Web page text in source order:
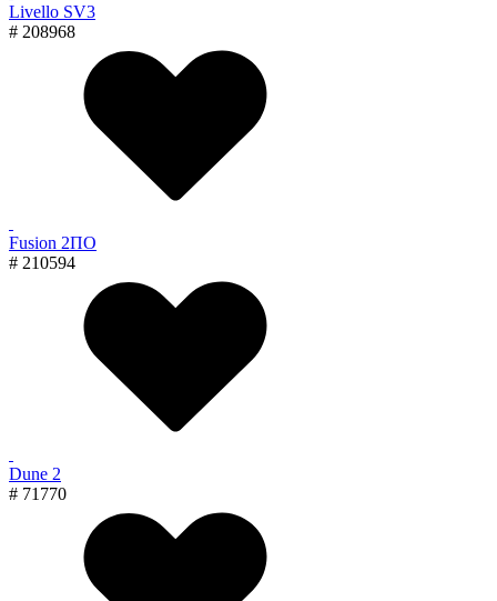
Livello SV3
# 208968
Fusion 2ПО
# 210594
Dune 2
# 71770